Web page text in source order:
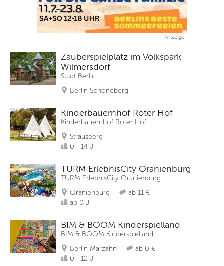
Anzeige
Zauberspielplatz im Volkspark
Wilmersdorf
Stadt Berlin
Berlin Schöneberg
Kinderbauernhof Roter Hof
Kinderbauernhof Roter Hof
Strausberg
0 - 14 J
TURM ErlebnisCity Oranienburg
TURM ErlebnisCity Oranienburg
Oranienburg
ab 11 €
ab 0 J
BIM & BOOM Kinderspielland
BIM & BOOM Kinderspielland
Berlin Marzahn
ab 0 €
0 - 12 J